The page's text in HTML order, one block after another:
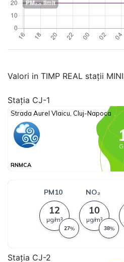
Valori in TIMP REAL stații
Stația CJ-1
Stația CJ-2